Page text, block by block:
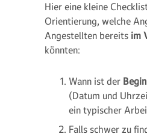
Hier eine kleine
Orientierung, welche
Angestellten bereits im
könnten:
Wann ist der
(Datum und
ein typischer
Falls schwer zu